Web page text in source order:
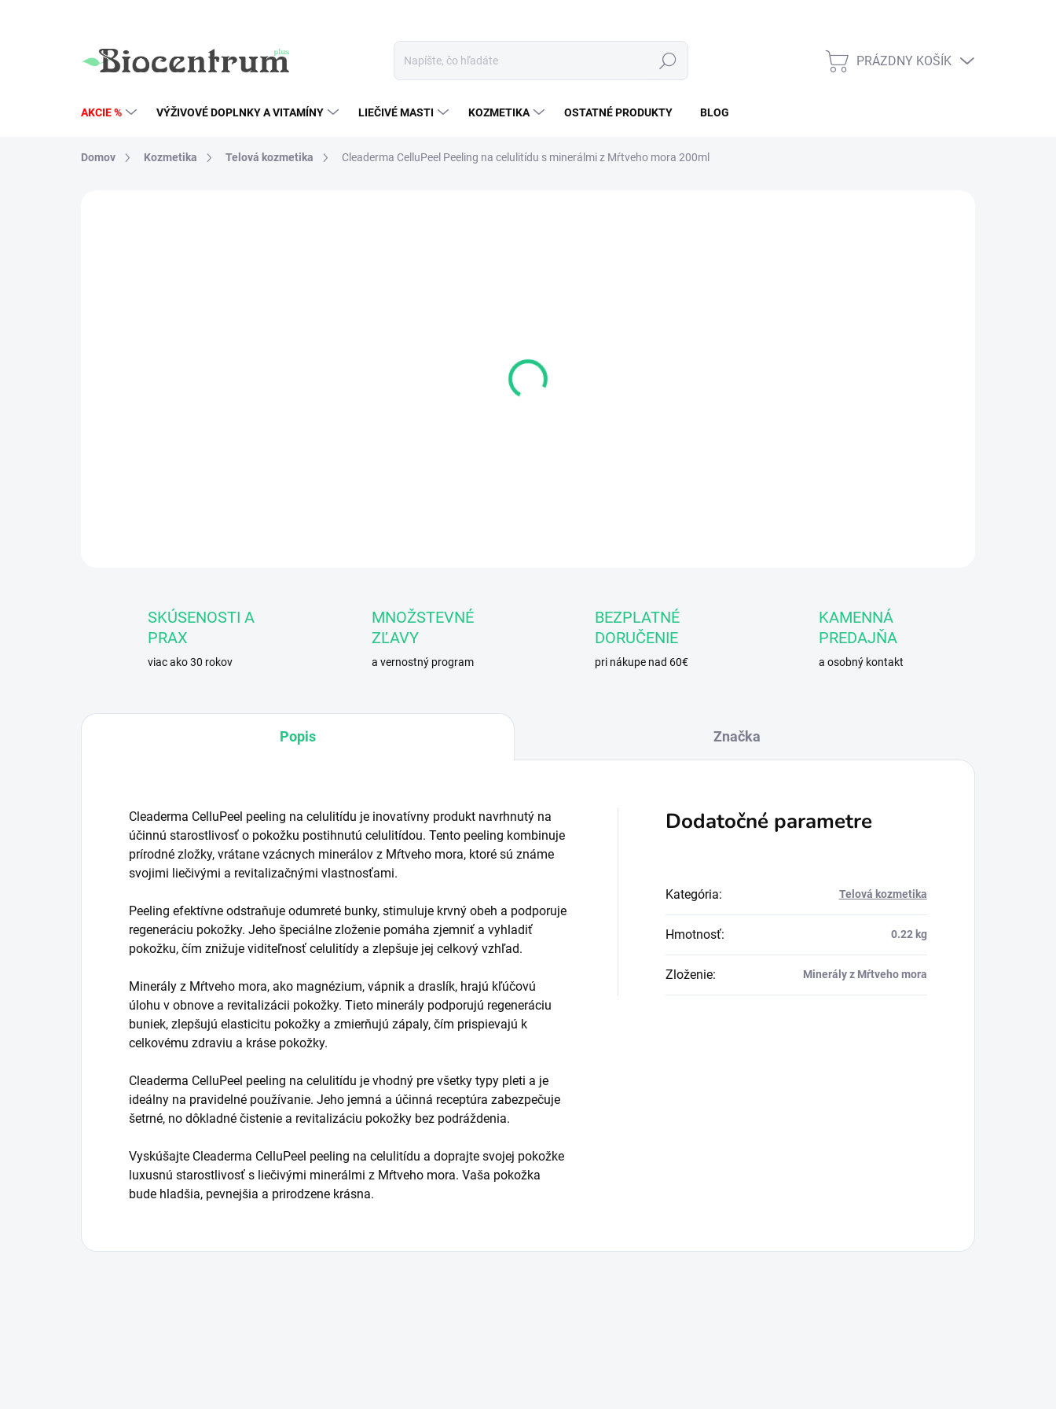
Hľadať
NÁKUPNÝ
PRÁZDNY KOŠÍK
AKCIE % VÝŽIVOVÉ DOPLNKY A VITAMÍNY LIEČIVÉ MASTI KOZMETIKA OSTATNÉ PRODUKTY BLOG
Domov Kozmetika Telová kozmetika Cleaderma CelluPeel Peeling na celulitídu s minerálmi z Mŕtveho mora 200ml
SKÚSENOSTI A
PRAX
viac ako 30 rokov
MNOŽSTEVNÉ
ZĽAVY
a vernostný program
BEZPLATNÉ
DORUČENIE
pri nákupe nad 60€
KAMENNÁ
PREDAJŇA
a osobný kontakt
Popis Značka
Cleaderma CelluPeel peeling na celulitídu je inovatívny produkt navrhnutý na
účinnú starostlivosť o pokožku postihnutú celulitídou. Tento peeling kombinuje
prírodné zložky, vrátane vzácnych minerálov z Mŕtveho mora, ktoré sú známe
svojimi liečivými a revitalizačnými vlastnosťami.
Peeling efektívne odstraňuje odumreté bunky, stimuluje krvný obeh a podporuje
regeneráciu pokožky. Jeho špeciálne zloženie pomáha zjemniť a vyhladiť
pokožku, čím znižuje viditeľnosť celulitídy a zlepšuje jej celkový vzhľad.
Minerály z Mŕtveho mora, ako magnézium, vápnik a draslík, hrajú kľúčovú
úlohu v obnove a revitalizácii pokožky. Tieto minerály podporujú regeneráciu
buniek, zlepšujú elasticitu pokožky a zmierňujú zápaly, čím prispievajú k
celkovému zdraviu a kráse pokožky.
Cleaderma CelluPeel peeling na celulitídu je vhodný pre všetky typy pleti a je
ideálny na pravidelné používanie. Jeho jemná a účinná receptúra zabezpečuje
šetrné, no dôkladné čistenie a revitalizáciu pokožky bez podráždenia.
Vyskúšajte Cleaderma CelluPeel peeling na celulitídu a doprajte svojej pokožke
luxusnú starostlivosť s liečivými minerálmi z Mŕtveho mora. Vaša pokožka
bude hladšia, pevnejšia a prirodzene krásna.
Dodatočné parametre
Kategória: Telová kozmetika
Hmotnosť: 0.22 kg
Zloženie: Minerály z Mŕtveho mora